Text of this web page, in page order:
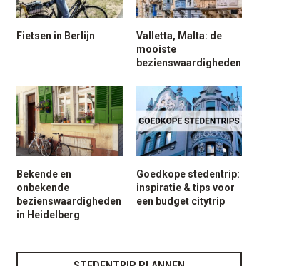
Fietsen in Berlijn
Valletta, Malta: de
mooiste
bezienswaardigheden
Bekende en
onbekende
bezienswaardigheden
in Heidelberg
Goedkope stedentrip:
inspiratie & tips voor
een budget citytrip